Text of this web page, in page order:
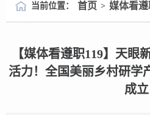
当前位置： 首页 > 媒体看遵
【媒体看遵职119】天眼
活力！全国美丽乡村研学
成立